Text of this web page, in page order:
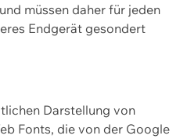
müssen daher für jeden
Endgerät gesondert
Darstellung von
Fonts, die von der Google